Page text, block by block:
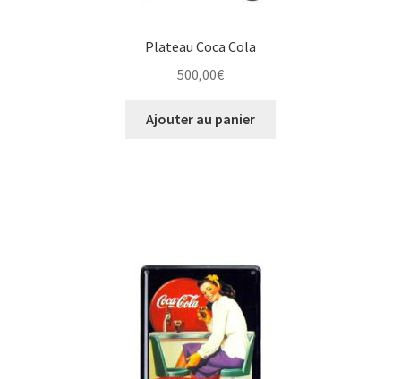
Plateau Coca Cola
500,00€
Ajouter au panier